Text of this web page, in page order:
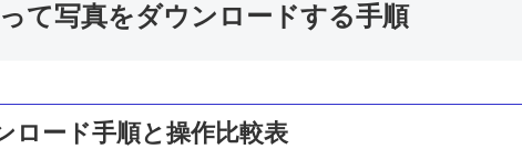
て写真をダウンロードする手順
ロード手順と操作比較表